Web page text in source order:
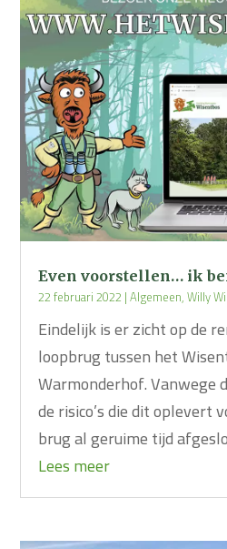
Even voorstellen… ik
22 februari 2022 |Algemeen,Willy
Eindelijk is er zicht op de
loopbrug tussen het
Warmonderhof. Vanwege
de risico’s die dit oplevert
brug al geruime tijd
Lees meer